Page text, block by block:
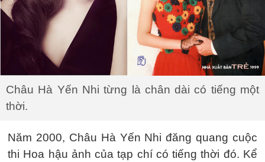
Châu Hà Yến Nhi từng là chân dài có tiếng một
thời.
Năm 2000, Châu Hà Yến Nhi đăng quang cuộc
thi Hoa hậu ảnh của tạp chí có tiếng thời đó. Kể